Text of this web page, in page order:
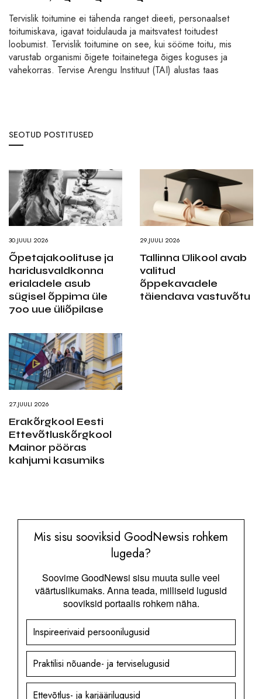
Tervislik toitumine ei tähenda ranget dieeti, personaalset
toitumiskava, igavat toidulauda ja maitsvatest toitudest
loobumist. Tervislik toitumine on see, kui sööme toitu, mis
varustab organismi õigete toitainetega õiges koguses ja
vahekorras. Tervise Arengu Instituut (TAI) alustas taas
SEOTUD POSTITUSED
30.JUULI 2026
Õpetajakoolituse ja
haridusvaldkonna
erialadele asub
sügisel õppima üle
700 uue üliõpilase
29.JUULI 2026
Tallinna Ülikool avab
valitud
õppekavadele
täiendava vastuvõtu
27.JUULI 2026
Erakõrgkool Eesti
Ettevõtluskõrgkool
Mainor pööras
kahjumi kasumiks
Mis sisu sooviksid GoodNewsis rohkem
lugeda?
Soovime GoodNewsi sisu muuta sulle veel
väärtuslikumaks. Anna teada, milliseid lugusid
sooviksid portaalis rohkem näha.
Inspireerivaid persoonilugusid
Praktilisi nõuande- ja terviselugusid
Ettevõtlus- ja karjäärilugusid